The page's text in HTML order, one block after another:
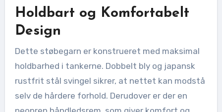
Holdbart og Komfortabelt
Design
Dette støbegarn er konstrueret med maksimal
holdbarhed i tankerne. Dobbelt bly og japansk
rustfrit stål svingel sikrer, at nettet kan modstå
selv de hårdere forhold. Derudover er der en